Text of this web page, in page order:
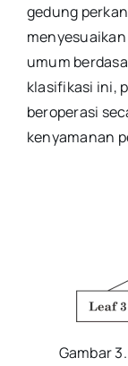
gedung
umum
klasifikasi ini,
beroperasi
kenyamanan
Gambar